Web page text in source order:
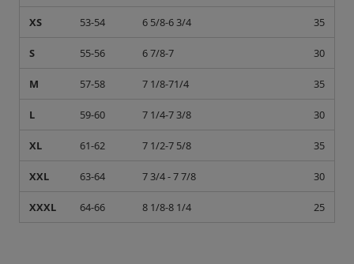
XS 53-54 6 5/8-6 3/4 35
S 55-56 6 7/8-7 30
M 57-58 7 1/8-71/4 35
L 59-60 7 1/4-7 3/8 30
XL 61-62 7 1/2-7 5/8 35
XXL 63-64 7 3/4 - 7 7/8 30
XXXL 64-66 8 1/8-8 1/4 25